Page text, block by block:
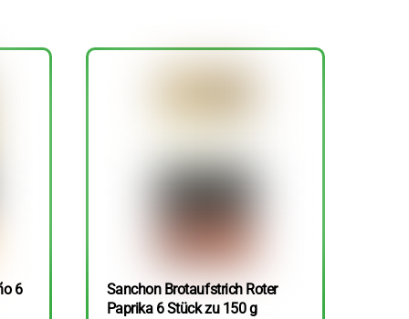
6
Sanchon Brotaufstrich Roter
Paprika 6 Stück zu 150 g